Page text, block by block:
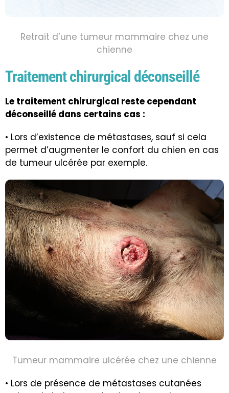
Retrait d’une tumeur mammaire chez une
chienne
Traitement chirurgical déconseillé
Le traitement chirurgical reste cependant
déconseillé dans certains cas :
• Lors d’existence de métastases, sauf si cela
permet d’augmenter le confort du chien en cas
de tumeur ulcérée par exemple.
Tumeur mammaire ulcérée chez une chienne
• Lors de présence de métastases cutanées